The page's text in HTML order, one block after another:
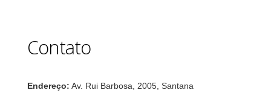
Contato
Endereço: Av. Rui Barbosa, 2005, Santana